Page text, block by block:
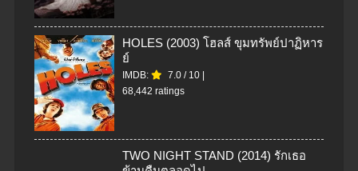
HOLES (2003) โฮลส์ ขุมทรัพย์ปาฏิหาร
ย์
IMDB: 7.0 / 10
68,442 ratings
TWO NIGHT STAND (2014) รักเธอ